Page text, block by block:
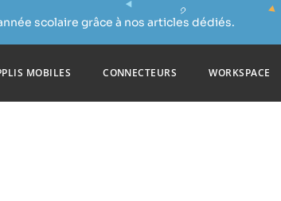
scolaire grâce à nos articles dédiés.
MOBILES CONNECTEURS WORKSPACE